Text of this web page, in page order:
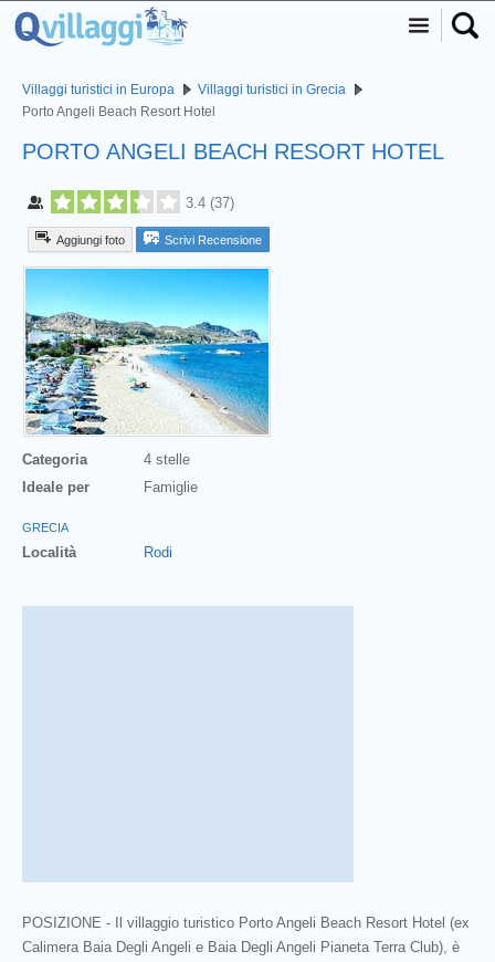
Villaggi turistici in Europa
Villaggi turistici in Grecia
Porto Angeli Beach Resort Hotel
PORTO ANGELI BEACH RESORT HOTEL
3.4 (37)
Aggiungi foto Scrivi Recensione
Categoria
4 stelle
Ideale per
Famiglie
GRECIA
Località Rodi
POSIZIONE - Il villaggio turistico Porto Angeli Beach Resort Hotel (ex
Calimera Baia Degli Angeli e Baia Degli Angeli Pianeta Terra Club), è